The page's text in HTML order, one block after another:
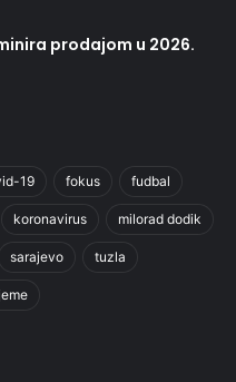
prodajom u 2026.
19 fokus fudbal
koronavirus milorad dodik
sarajevo tuzla